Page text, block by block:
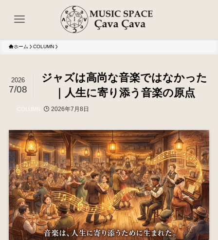
ホーム COLUMN
ジャズは高尚な音楽ではなかった
｜人生に寄り添う音楽の原点
2026
7/08
COLUMN 2026年7月8日